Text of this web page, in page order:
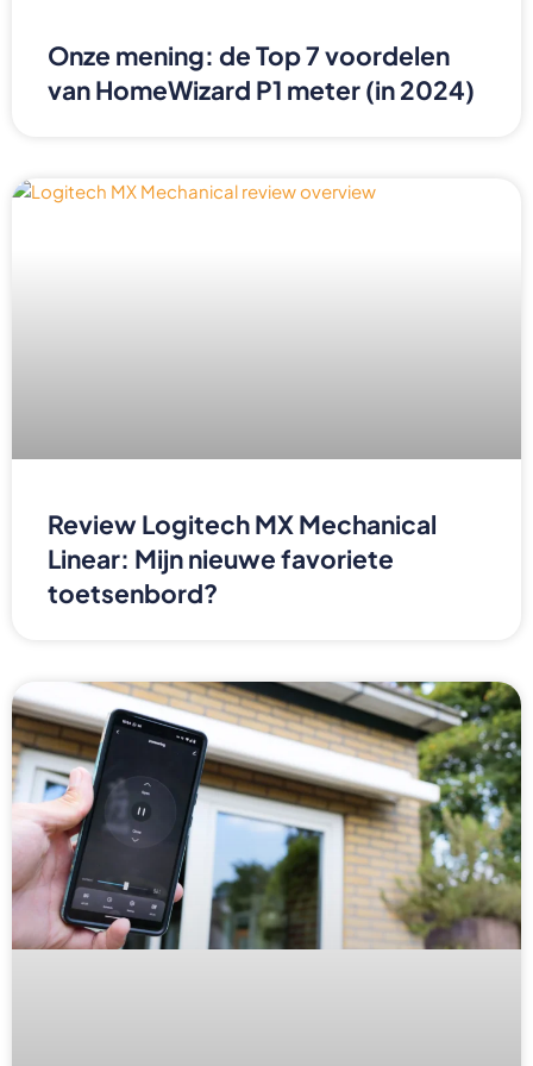
Onze mening: de Top 7 voordelen
van HomeWizard P1 meter (in 2024)
Review Logitech MX Mechanical
Linear: Mijn nieuwe favoriete
toetsenbord?